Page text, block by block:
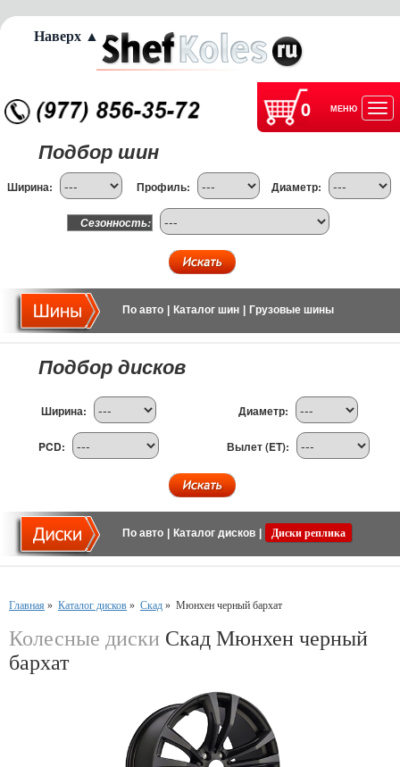
0 МЕНЮ
Подбор шин
Ширина: Профиль: Диаметр:
Сезонность:
По авто Каталог шин Грузовые шины
Подбор дисков
Ширина: Диаметр:
PCD: Вылет (ET):
По авто Каталог дисков Диски реплика
Главная » Каталог дисков » Скад » Мюнхен черный бархат
Колесные диски Скад Мюнхен черный
бархат
Наверх ▲